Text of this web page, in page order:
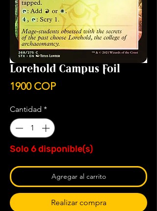
Lorehold Campus Foil
1900 COPPrecio
Cantidad *
Solo 6 disponible(s)
Agregar al carrito
Realizar compra